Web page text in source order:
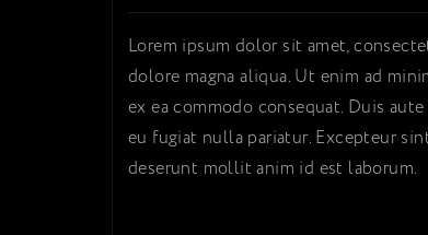
Lorem ipsum dolor sit amet,
dolore magna aliqua. Ut enim ad
ex ea commodo consequat. Duis
eu fugiat nulla pariatur. Excepteur
deserunt mollit anim id est laborum.